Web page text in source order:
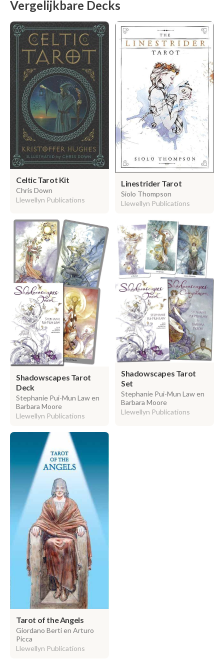
Vergelijkbare Decks
Celtic Tarot Kit
Chris Down
Llewellyn Publications
Linestrider Tarot
Siolo Thompson
Llewellyn Publications
Shadowscapes Tarot
Deck
Stephanie Pui-Mun Law en
Barbara Moore
Llewellyn Publications
Shadowscapes Tarot
Set
Stephanie Pui-Mun Law en
Barbara Moore
Llewellyn Publications
Tarot of the Angels
Giordano Berti en Arturo
Picca
Llewellyn Publications